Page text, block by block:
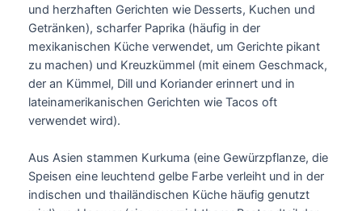
und herzhaften Gerichten wie Desserts, Kuchen und
Getränken), scharfer Paprika (häufig in der
mexikanischen Küche verwendet, um Gerichte pikant
zu machen) und Kreuzkümmel (mit einem Geschmack,
der an Kümmel, Dill und Koriander erinnert und in
lateinamerikanischen Gerichten wie Tacos oft
verwendet wird).
Aus Asien stammen Kurkuma (eine Gewürzpflanze, die
Speisen eine leuchtend gelbe Farbe verleiht und in der
indischen und thailändischen Küche häufig genutzt